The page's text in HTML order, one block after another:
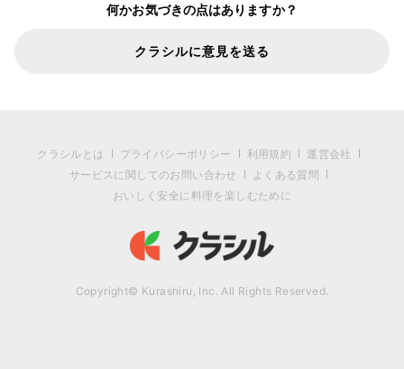
何かお気づきの点はありますか？
クラシルに意見を送る
クラシルとは プライバシーポリシー 利用規約
運営会社
サービスに関してのお問い合わせ
よくある質問
おいしく安全に料理を楽しむために
Copyright© Kurashiru, Inc. All Rights Reserved.